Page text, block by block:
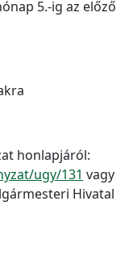
5.-ig az előző
honlapjáról:
ugy/131 vagy
Hivatal